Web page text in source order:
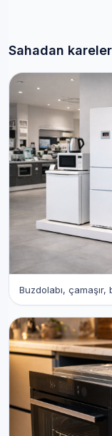
Sahadan kareler
Buzdolabı,